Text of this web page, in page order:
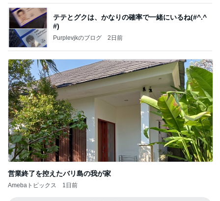
テテとグクは、かなりの確率で一緒にいるね(#^.^
#)
Purplevjkのブログ 2日前
営業終了を控えたバリ島の我が家
Amebaトピックス 1日前